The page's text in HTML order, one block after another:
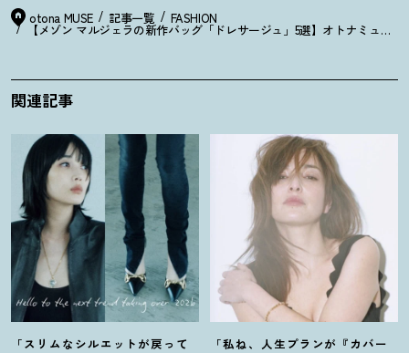
otona MUSE 記事一覧 FASHION
【メゾン マルジェラの新作バッグ「ドレサージュ」5選】オトナミュー
関連記事
「スリムなシルエットが戻って
「私ね、人生プランが『カバー